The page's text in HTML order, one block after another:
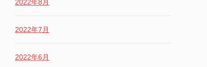
2022年8月
2022年7月
2022年6月